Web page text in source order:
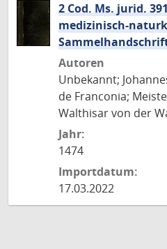
2 Cod. Ms. jurid.
medizinisch-
Autoren
Unbekannt;
de Franconia;
Walthisar von der
Jahr:
1474
Importdatum:
17.03.2022